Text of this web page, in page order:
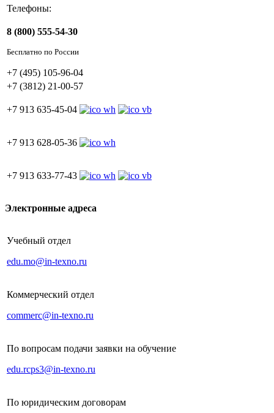
Телефоны:
8 (800) 555-54-30
Бесплатно по России
+7 (495) 105-96-04
+7 (3812) 21-00-57
+7 913 635-45-04
+7 913 628-05-36
+7 913 633-77-43
Электронные адреса
Учебный отдел
edu.mo@in-texno.ru
Коммерческий отдел
commerc@in-texno.ru
По вопросам подачи заявки на обучение
edu.rcps3@in-texno.ru
По юридическим договорам